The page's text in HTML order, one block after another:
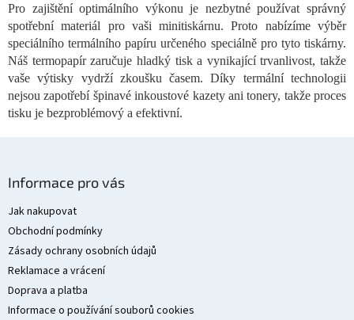
k
y
v
ý
p
i
s
u
Pro zajištění optimálního výkonu je nezbytné používat správný
spotřební materiál pro vaši minitiskárnu. Proto nabízíme výběr
speciálního termálního papíru určeného speciálně pro tyto tiskárny.
Náš termopapír zaručuje hladký tisk a vynikající trvanlivost, takže
vaše výtisky vydrží zkoušku časem. Díky termální technologii
nejsou zapotřebí špinavé inkoustové kazety ani tonery, takže proces
tisku je bezproblémový a efektivní.
Informace pro vás
Jak nakupovat
Obchodní podmínky
Zásady ochrany osobních údajů
Reklamace a vrácení
Doprava a platba
Informace o používání souborů cookies